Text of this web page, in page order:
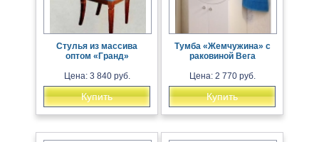
Стулья из массива
оптом «Гранд»
Цена: 3 840 руб.
Купить
Тумба «Жемчужина» с
раковиной Вега
Цена: 2 770 руб.
Купить